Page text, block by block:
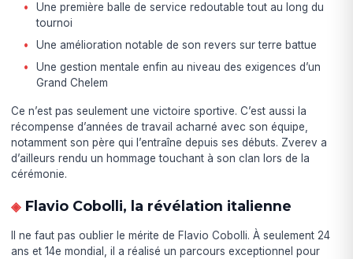
Une première balle de service redoutable tout au long du
tournoi
Une amélioration notable de son revers sur terre battue
Une gestion mentale enfin au niveau des exigences d’un
Grand Chelem
Ce n’est pas seulement une victoire sportive. C’est aussi la
récompense d’années de travail acharné avec son équipe,
notamment son père qui l’entraîne depuis ses débuts. Zverev a
d’ailleurs rendu un hommage touchant à son clan lors de la
cérémonie.
Flavio Cobolli, la révélation italienne
Il ne faut pas oublier le mérite de Flavio Cobolli. À seulement 24
ans et 14e mondial, il a réalisé un parcours exceptionnel pour